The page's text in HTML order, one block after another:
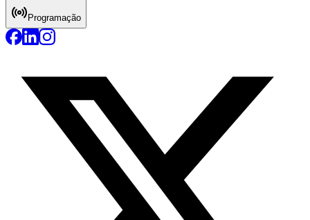
Programação